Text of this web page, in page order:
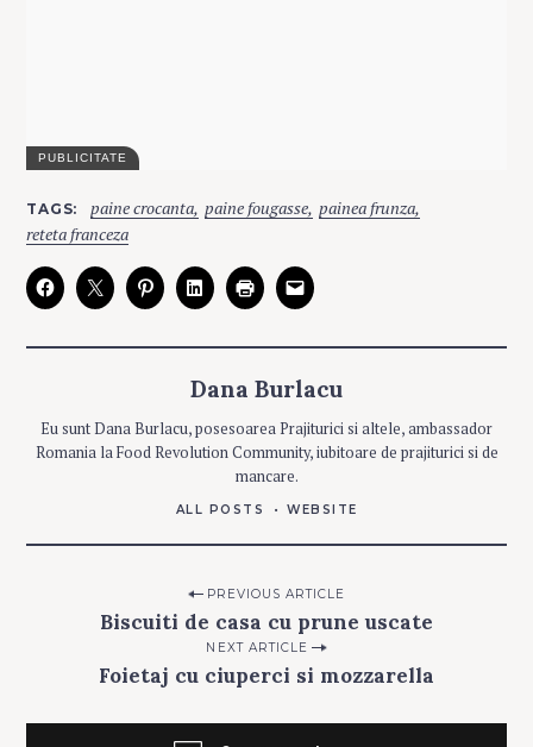
A
T
E
G
O
R
S
P
U
TAGS paine crocanta paine fougasse painea frunza
reteta franceza
Dana Burlacu
Eu sunt Dana Burlacu, posesoarea Prajiturici si altele, ambassador
Romania la Food Revolution Community, iubitoare de prajiturici si de
mancare.
ALL POSTS WEBSITE
navigation
PREVIOUS ARTICLE
Biscuiti de casa cu prune uscate
NEXT ARTICLE
Foietaj cu ciuperci si mozzarella